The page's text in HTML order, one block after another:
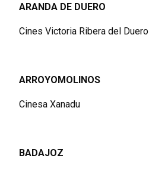
ARANDA DE DUERO
Cines Victoria Ribera del Duero
ARROYOMOLINOS
Cinesa Xanadu
BADAJOZ